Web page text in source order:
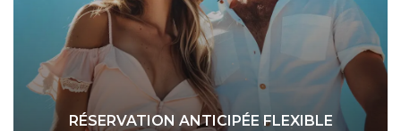
RÉSERVATION ANTICIPÉE FLEXIBLE